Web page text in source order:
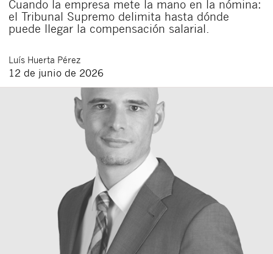
Cuando la empresa mete la mano en la nómina:
el Tribunal Supremo delimita hasta dónde
puede llegar la compensación salarial.
Luís Huerta Pérez
12 de junio de 2026